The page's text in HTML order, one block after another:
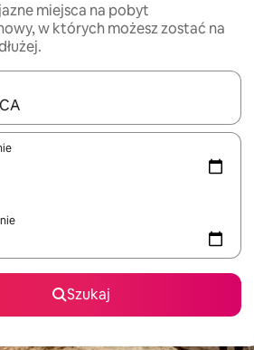
miejsca na pobyt
w których możesz zostać na
dostępne, możesz poruszać się po
Szukaj